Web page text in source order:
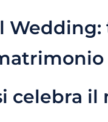
celebra